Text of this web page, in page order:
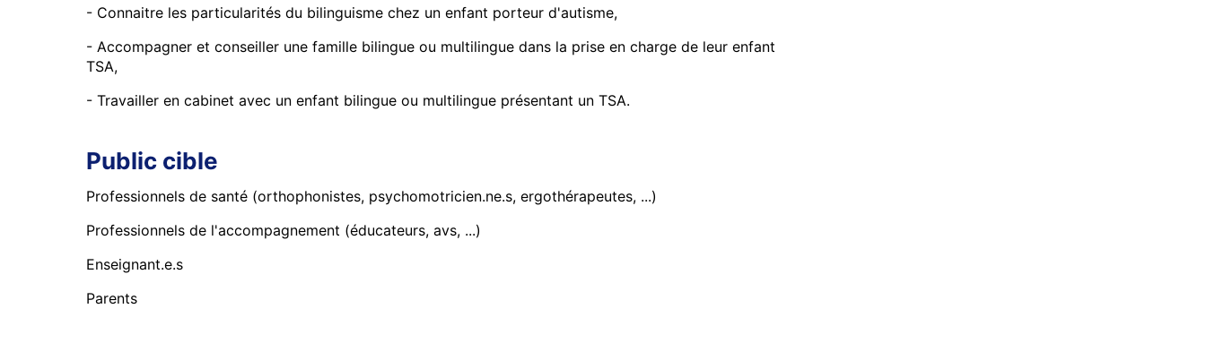
- Connaitre les particularités du bilinguisme chez un enfant porteur d'autisme,
- Accompagner et conseiller une famille bilingue ou multilingue dans la prise en charge de leur enfant
TSA,
- Travailler en cabinet avec un enfant bilingue ou multilingue présentant un TSA.
Public cible
Professionnels de santé (orthophonistes, psychomotricien.ne.s, ergothérapeutes, ...)
Professionnels de l'accompagnement (éducateurs, avs, ...)
Enseignant.e.s
Parents